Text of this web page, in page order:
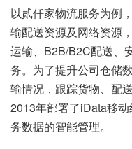
以贰仟家物流服务为例
输配送资源及网络资源
运输、B2B/B2C配送、
务。为了提升公司仓储
输情况，跟踪货物、配
2013年部署了iData移
务数据的智能管理。